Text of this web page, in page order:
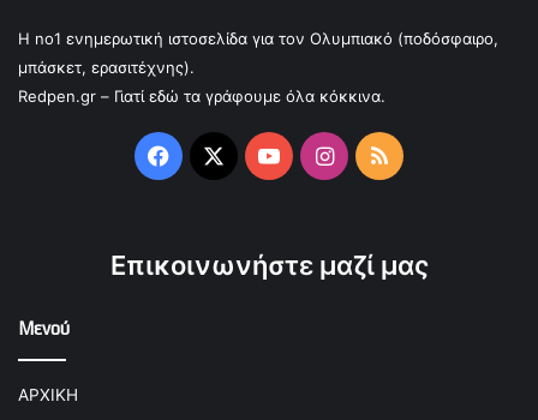
Η no1 ενημερωτική ιστοσελίδα για τον Ολυμπιακό (ποδόσφαιρο,
μπάσκετ, ερασιτέχνης).
Redpen.gr – Γιατί εδώ τα γράφουμε όλα κόκκινα.
Facebook
X YouTubeInstagram
RSS
Επικοινωνήστε μαζί μας
Μενού
ΑΡΧΙΚΗ